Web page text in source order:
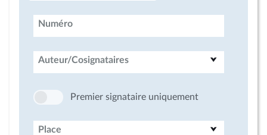
Numéro
Auteur/Cosignataires
Premier signataire uniquement
Place